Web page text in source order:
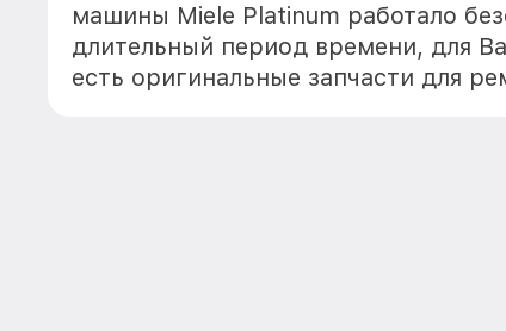
машины Miele Platinum работало
длительный период времени, для
есть оригинальные запчасти для